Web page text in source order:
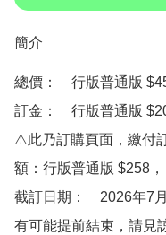
簡介
總價：　行版普通版
訂金：　行版普通版
⚠️此乃訂購頁面，繳付
額：行版普通版 $258
截訂日期：　2026年7
有可能提前結束，請見